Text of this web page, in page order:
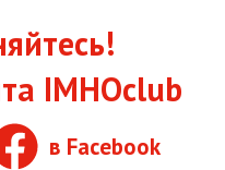
IMHOclub
в Facebook